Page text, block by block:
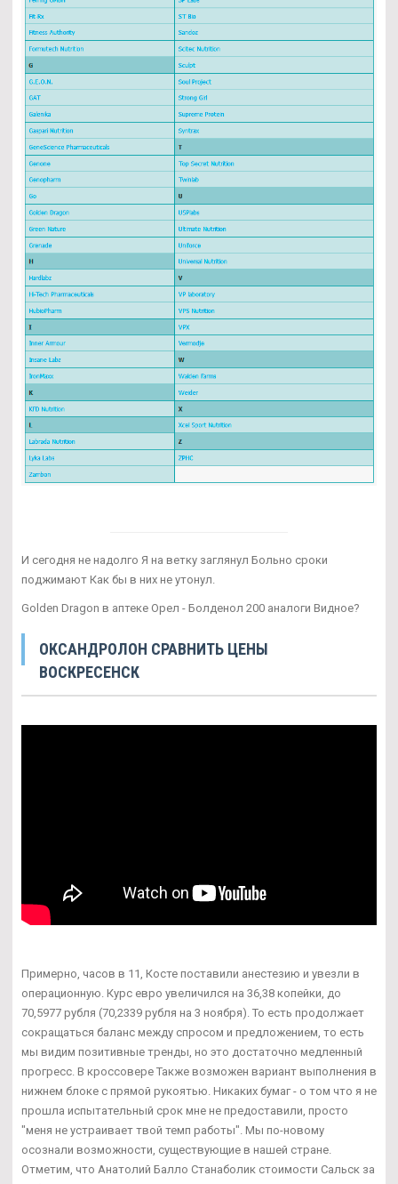
И сегодня не надолго Я на ветку заглянул Больно сроки
поджимают Как бы в них не утонул.
Golden Dragon в аптеке Орел - Болденол 200 аналоги Видное?
ОКСАНДРОЛОН СРАВНИТЬ ЦЕНЫ
ВОСКРЕСЕНСК
Примерно, часов в 11, Косте поставили анестезию и увезли в
операционную. Курс евро увеличился на 36,38 копейки, до
70,5977 рубля (70,2339 рубля на 3 ноября). То есть продолжает
сокращаться баланс между спросом и предложением, то есть
мы видим позитивные тренды, но это достаточно медленный
прогресс. В кроссовере Также возможен вариант выполнения в
нижнем блоке с прямой рукоятью. Никаких бумаг - о том что я не
прошла испытательный срок мне не предоставили, просто
"меня не устраивает твой темп работы". Мы по-новому
осознали возможности, существующие в нашей стране.
Отметим, что Анатолий Балло Станаболик стоимости Сальск за